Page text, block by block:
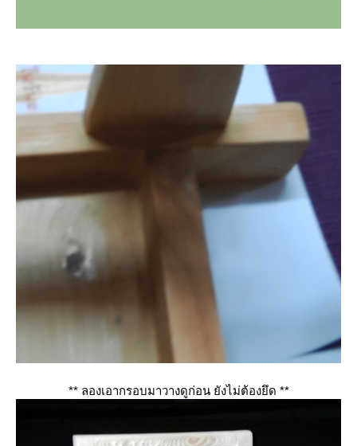
** ลองเอากรอบมาวางดูก่อน ยังไม่ต้องยึด **